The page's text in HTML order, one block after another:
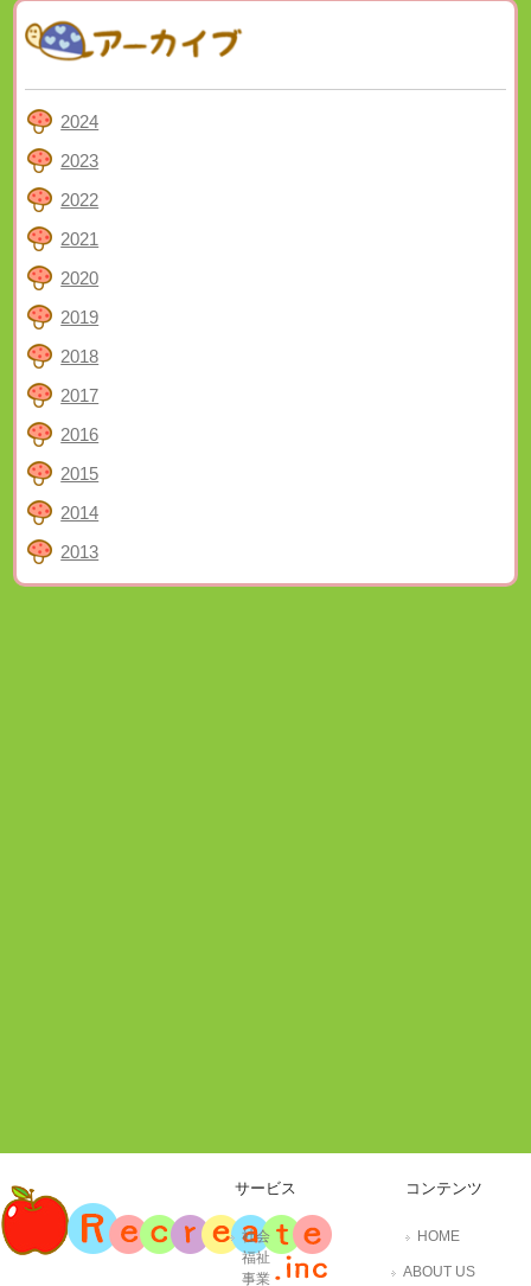
2024
2023
2022
2021
2020
2019
2018
2017
2016
2015
2014
2013
サービス
社会
福祉
事業
コンテンツ
HOME
ABOUT US